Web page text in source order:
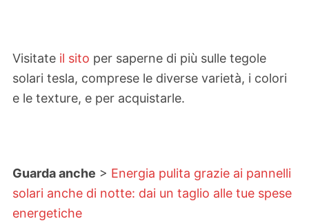
Visitate il sito per saperne di più sulle tegole
solari tesla, comprese le diverse varietà, i colori
e le texture, e per acquistarle.
Guarda anche > Energia pulita grazie ai pannelli
solari anche di notte: dai un taglio alle tue spese
energetiche